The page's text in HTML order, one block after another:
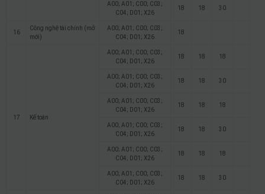
A00; A01; C00; C03;
C04; D01; X26
18 18 30
16
Công nghệ tài chính (mở
mới)
A00; A01; C00; C03;
C04; D01; X26
18
17 Kế toán
A00; A01; C00; C03;
C04; D01; X26
18 18 18
A00; A01; C00; C03;
C04; D01; X26
18 18 30
A00; A01; C00; C03;
C04; D01; X26
18 18 18
A00; A01; C00; C03;
C04; D01; X26
18 18 30
A00; A01; C00; C03;
C04; D01; X26
18 18 18
A00; A01; C00; C03;
C04; D01; X26
18 18 30